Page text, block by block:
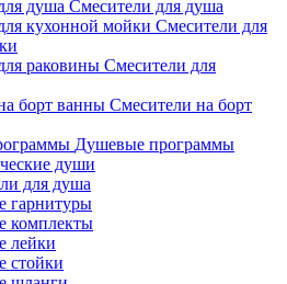
Смесители для душа
Смесители для
Смесители для
Смесители на борт
Душевые программы
души
для душа
гарнитуры
комплекты
лейки
стойки